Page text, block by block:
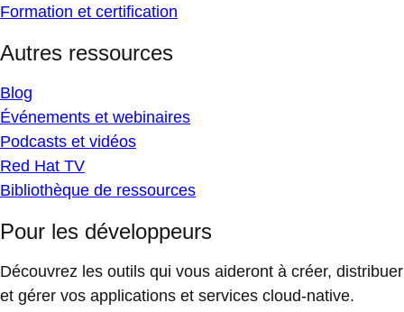
Formation et certification
Autres ressources
Blog
Événements et webinaires
Podcasts et vidéos
Red Hat TV
Bibliothèque de ressources
Pour les développeurs
Découvrez les outils qui vous aideront à créer, distribuer
et gérer vos applications et services cloud-native.